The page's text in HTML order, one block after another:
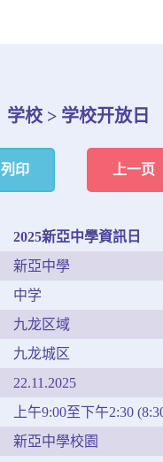
学校 > 学校开放日
列印 上一页
2025新亞中學資訊日
新亞中學
中学
九龙区域
九龙城区
22.11.2025
上午9:00至下午2:30
新亞中學校園